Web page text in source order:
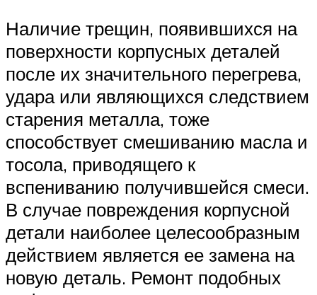
Наличие трещин, появившихся на
поверхности корпусных деталей
после их значительного перегрева,
удара или являющихся следствием
старения металла, тоже
способствует смешиванию масла и
тосола, приводящего к
вспениванию получившейся смеси.
В случае повреждения корпусной
детали наиболее целесообразным
действием является ее замена на
новую деталь. Ремонт подобных